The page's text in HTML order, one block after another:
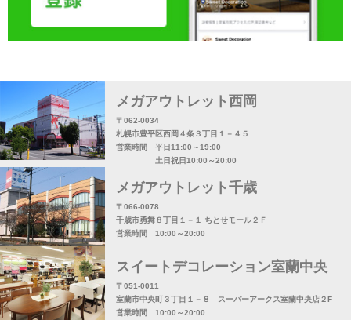
メガアウトレット西岡
〒062-0034
札幌市豊平区西岡４条３丁目１－４５
営業時間 平日11:00～19:00
土日祝日10:00～20:00
メガアウトレット千歳
〒066-0078
千歳市勇舞８丁目１－１ ちとせモール２Ｆ
営業時間 10:00～20:00
スイートデコレーション室蘭中央
〒051-0011
室蘭市中央町３丁目１－８ スーパーアークス室蘭中央店２F
営業時間 10:00～20:00